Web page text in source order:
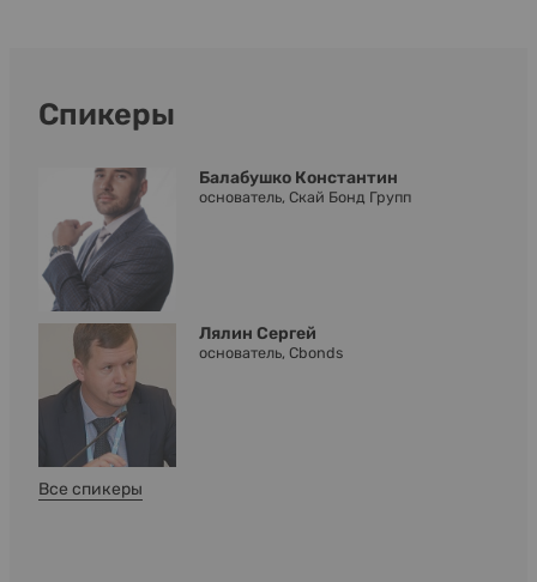
Спикеры
Балабушко Константин
основатель, Скай Бонд Групп
Лялин Сергей
основатель, Cbonds
Все спикеры